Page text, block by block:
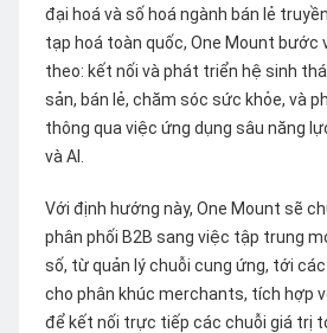
đại hoá và số hoá ngành bán lẻ
tạp hoá toàn quốc, One Mount bước
theo: kết nối và phát triển hệ sinh
sản, bán lẻ, chăm sóc sức khỏe, và
thông qua việc ứng dụng sâu năng
và AI.
Với định hướng này, One Mount sẽ
phân phối B2B sang việc tập trung
số, từ quản lý chuỗi cung ứng, tới
cho phân khúc merchants, tích hợp
để kết nối trực tiếp các chuỗi giá trị